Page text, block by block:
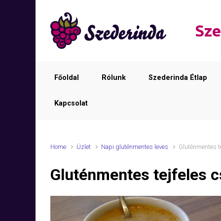
Főoldal Rólunk Szederinda Étlap
Kapcsolat
Home Üzlet Napi gluténmentes leves Gluténmentes
Gluténmentes tejfeles